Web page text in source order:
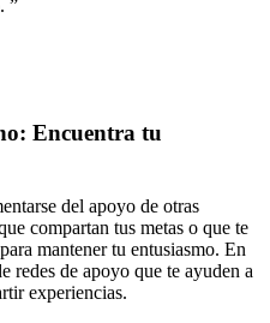
”
Encuentra tu
del apoyo de otras
compartan tus metas o que te
mantener tu entusiasmo. En
redes de apoyo que te ayuden a
experiencias.